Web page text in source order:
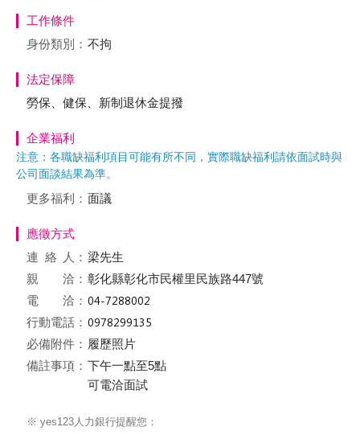
工作條件
身份類別： 不拘
法定保障
勞保、健保、新制退休金提撥
企業福利
注意：各職缺福利項目可能有所不同，實際職缺福利請依面試時與
公司面談結果為準。
更多福利： 面議
應徵方式
連絡
人： 梁先生
親 洽： 彰化縣彰化市民權里民族路447號
電 洽：
行動電話：
必備附件： 履歷照片
備註事項： 下午一點至5點
可電洽面試
※ yes123人力銀行提醒您：